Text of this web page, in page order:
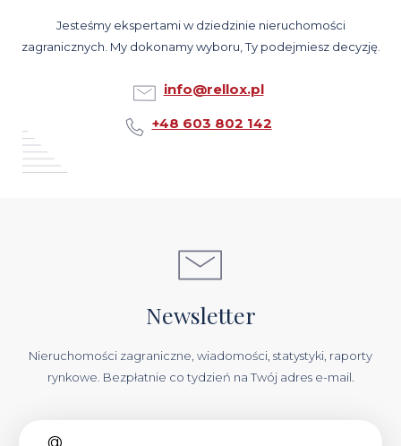
Jesteśmy ekspertami w dziedzinie nieruchomości
zagranicznych. My dokonamy wyboru, Ty podejmiesz decyzję.
info@rellox.pl
+48 603 802 142
Newsletter
Nieruchomości zagraniczne, wiadomości, statystyki, raporty
rynkowe. Bezpłatnie co tydzień na Twój adres e-mail.